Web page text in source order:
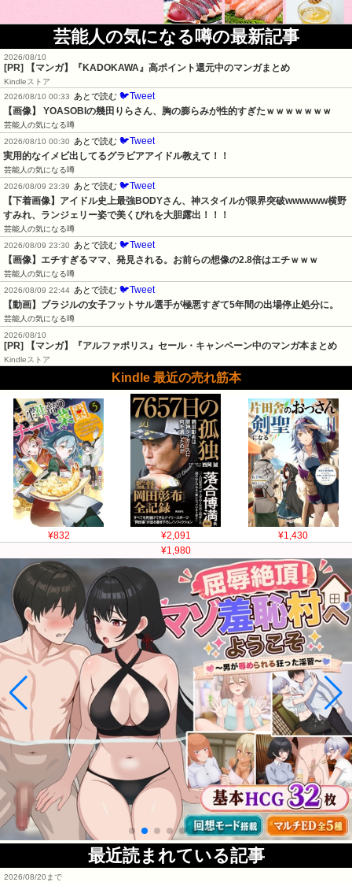
芸能人の気になる噂の最新記事
2026/08/10
[PR] 【マンガ】『KADOKAWA』高ポイント還元中のマンガまとめ
Kindleストア
2026/08/10 00:33
あとで読む 🐦Tweet
【画像】 YOASOBIの幾田りらさん、胸の膨らみが性的すぎたｗｗｗｗｗｗｗ
芸能人の気になる噂
2026/08/10 00:30
あとで読む 🐦Tweet
実用的なイメビ出してるグラビアアイドル教えて！！
芸能人の気になる噂
2026/08/09 23:39
あとで読む 🐦Tweet
【下着画像】アイドル史上最強BODYさん、神スタイルが限界突破wwwwww横野
すみれ、ランジェリー姿で美くびれを大胆露出！！！
芸能人の気になる噂
2026/08/09 23:30
あとで読む 🐦Tweet
【画像】エチすぎるママ、発見される。お前らの想像の2.8倍はエチｗｗｗ
芸能人の気になる噂
2026/08/09 22:44 あとで読む 🐦Tweet
【動画】ブラジルの女子フットサル選手が極悪すぎて5年間の出場停止処分に。
芸能人の気になる噂
2026/08/10
[PR] 【マンガ】『アルファポリス』セール・キャンペーン中のマンガ本まとめ
Kindleストア
Kindle 最近の売れ筋本
¥832 ¥2,091
¥1,430
¥1,980
最近読まれている記事
2026/08/20まで